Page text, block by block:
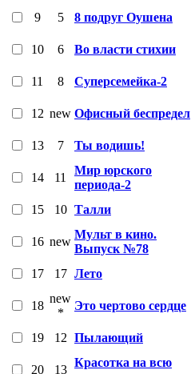
9 5 8 подруг Оушена
10 6 Во власти стихии
11 8 Суперсемейка-2
12 new Офисный беспредел
13 7 Ты водишь!
14 11
Мир юрского
периода-2
15 10 Талли
16 new
Мульт в кино.
Выпуск №78
17 17 Лето
18
new
*
Это чертово сердце
19 12 Пылающий
20 13
Красотка на всю